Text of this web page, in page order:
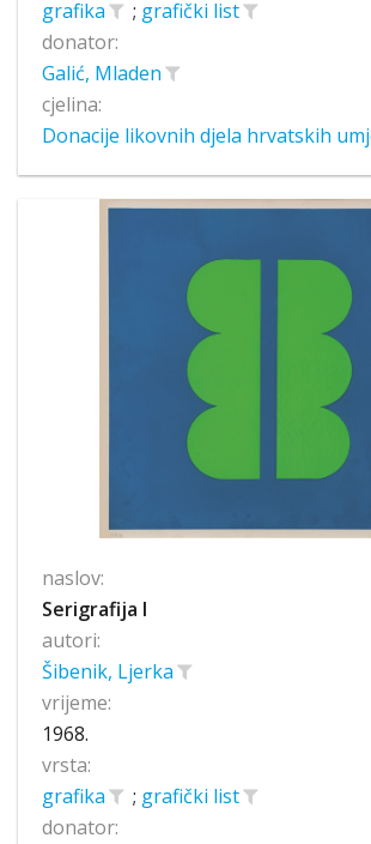
grafika ; grafički list
donator:
Galić, Mladen
cjelina:
Donacije likovnih djela hrvatskih
naslov:
Serigrafija I
autori:
Šibenik, Ljerka
vrijeme:
1968.
vrsta:
grafika
; grafički list
donator: